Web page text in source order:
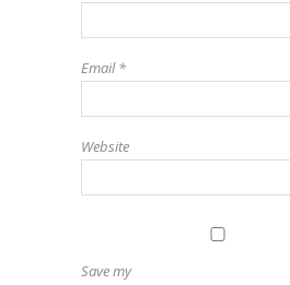
Email*
Website
Save my